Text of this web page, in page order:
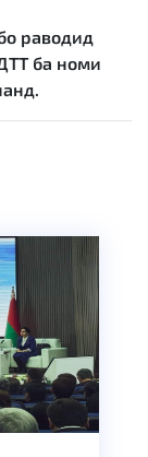
раводид
ба номи